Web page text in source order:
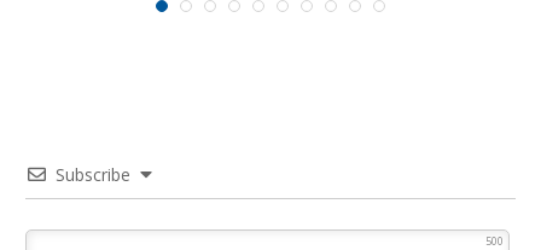
Subscribe
500